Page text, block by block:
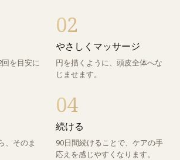
を目安に
02
やさしくマッサージ
円を描くように、頭皮全体へな
じませます。
、そのま
04
続ける
90日間続けることで、ケアの手
応えを感じやすくなります。